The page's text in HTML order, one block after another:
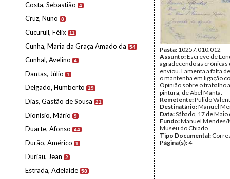
Costa, Sebastião 4
Cruz, Nuno 8
Cucurull, Fèlix 11
Cunha, Maria da Graça Amado da 54
Cunhal, Avelino 4
Dantas, Júlio 1
Delgado, Humberto 19
Dias, Gastão de Sousa 21
Dionísio, Mário 9
Duarte, Afonso 44
Durão, Américo 1
Duriau, Jean 2
Estrada, Adelaide 58
Pasta: 10257.010.012
Assunto:Escreve de
agradecendo as crónicas
enviou. Lamenta a falta
o mantenha em ligação
Opinião sobre o trabalho
pintura, de Abel Manta.
Remetente:Pulido
Destinatário:Manuel
Data:Sábado, 17 de
Fundo:Manuel Mendes/
Museu do Chiado
Tipo Documental:
Página(s):4